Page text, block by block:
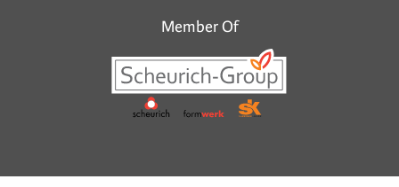
Member Of